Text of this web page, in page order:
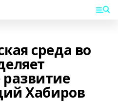
среда во
Хабиров